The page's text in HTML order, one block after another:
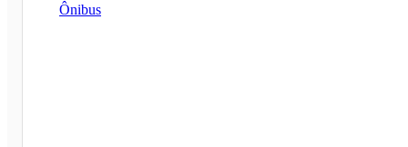
Ônibus